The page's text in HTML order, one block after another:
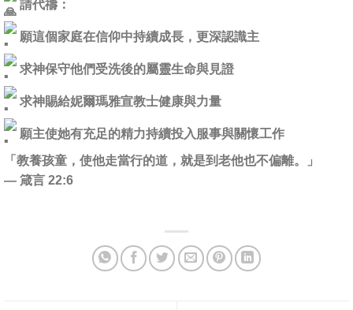
請代禱：
願這個家庭在信仰中持續成長，更深認識主
求神保守他們受洗後的屬靈生命與見證
求神賜給妮爾瑪雅宣教士健康與力量
願主使她有充足的精力持續投入服事與關懷工作
「教養孩童，使他走當行的道，就是到老他也不偏離。」
— 箴言 22:6